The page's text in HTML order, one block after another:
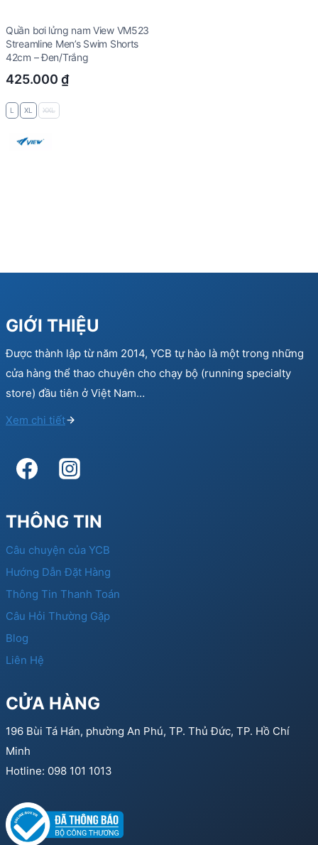
Quần bơi lửng nam View VM523
Streamline Men’s Swim Shorts
42cm – Đen/Trắng
425.000 ₫
L XL XXL
GIỚI THIỆU
Được thành lập từ năm 2014, YCB tự hào là một trong những
cửa hàng thể thao chuyên cho chạy bộ (running specialty
store) đầu tiên ở Việt Nam…
Xem chi tiết
THÔNG TIN
Câu chuyện của YCB
Hướng Dẫn Đặt Hàng
Thông Tin Thanh Toán
Câu Hỏi Thường Gặp
Blog
Liên Hệ
CỬA HÀNG
196 Bùi Tá Hán, phường An Phú, TP. Thủ Đức, TP. Hồ Chí
Minh
Hotline: 098 101 1013